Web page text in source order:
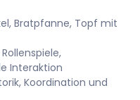
Bratpfanne, Topf mit
Interaktion
Koordination und